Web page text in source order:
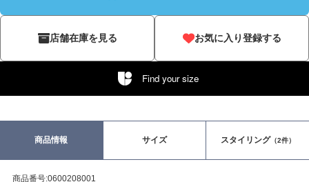
店舗在庫を見る お気に入り登録する
Find your size
商品情報 サイズ スタイリング（2件）
商品番号:0600208001